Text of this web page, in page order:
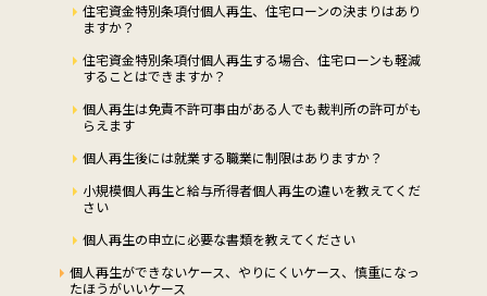
住宅資金特別条項付個人再生、住宅ローンの決まりはあり
ますか？
住宅資金特別条項付個人再生する場合、住宅ローンも軽減
することはできますか？
個人再生は免責不許可事由がある人でも裁判所の許可がも
らえます
個人再生後には就業する職業に制限はありますか？
小規模個人再生と給与所得者個人再生の違いを教えてくだ
さい
個人再生の申立に必要な書類を教えてください
個人再生ができないケース、やりにくいケース、慎重になっ
たほうがいいケース